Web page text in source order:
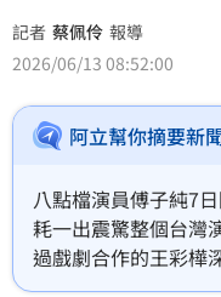
記者 蔡佩伶 報導
2026/06/13 08:52:00
阿立幫你摘要新
八點檔演員傅子純7
耗一出震驚整個台灣
過戲劇合作的王彩樺
信傅子純離世。蔡佩